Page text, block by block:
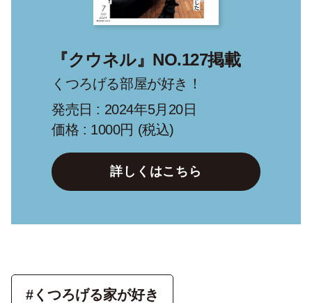
『クウネル』NO.127掲載
くつろげる部屋が好き！
発売日 : 2024年5月20日
価格 : 1000円 (税込)
詳しくはこちら
#くつろげる家が好き